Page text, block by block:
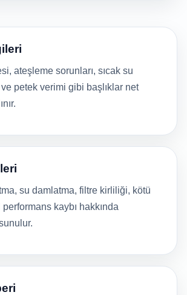
ateşleme sorunları, sıcak su
petek verimi gibi başlıklar net
su damlatma, filtre kirliliği, kötü
kaybı hakkında